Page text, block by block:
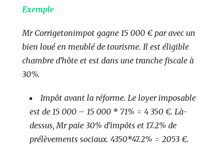
Exemple
Mr Corrigetonimpot gagne 15 000 € par avec un
bien loué en meublé de tourisme. Il est éligible
chambre d’hôte et est dans une tranche fiscale à
30%.
Impôt avant la réforme. Le loyer imposable
est de 15 000 – 15 000 * 71% = 4 350 €. Là-
dessus, Mr paie 30% d’impôts et 17.2% de
prélèvements sociaux. 4350*47.2% = 2053 €.